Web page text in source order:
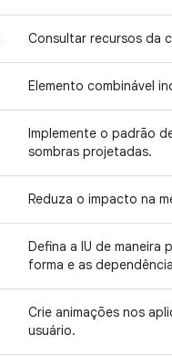
Consultar recursos da
Elemento combinável
Implemente o padrão
sombras projetadas.
Reduza o impacto na
Defina a IU de
forma e as
Crie animações nos
usuário.